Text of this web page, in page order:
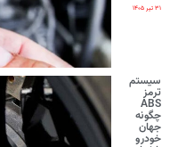
۳۱ تیر ۱۴۰۵
سیستم
ترمز
ABS
چگونه
جهان
خودرو